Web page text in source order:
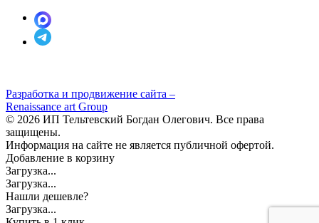
Разработка и продвижение сайта –
Renaissance art Group
© 2026 ИП Тельтевский Богдан Олегович. Все права
защищены.
Информация на сайте не является публичной офертой.
Добавление в корзину
Загрузка...
Загрузка...
Нашли дешевле?
Загрузка...